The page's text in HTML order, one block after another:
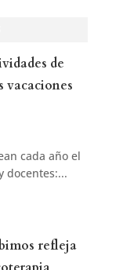
de
vacaciones
cada año el
docentes:...
refleja